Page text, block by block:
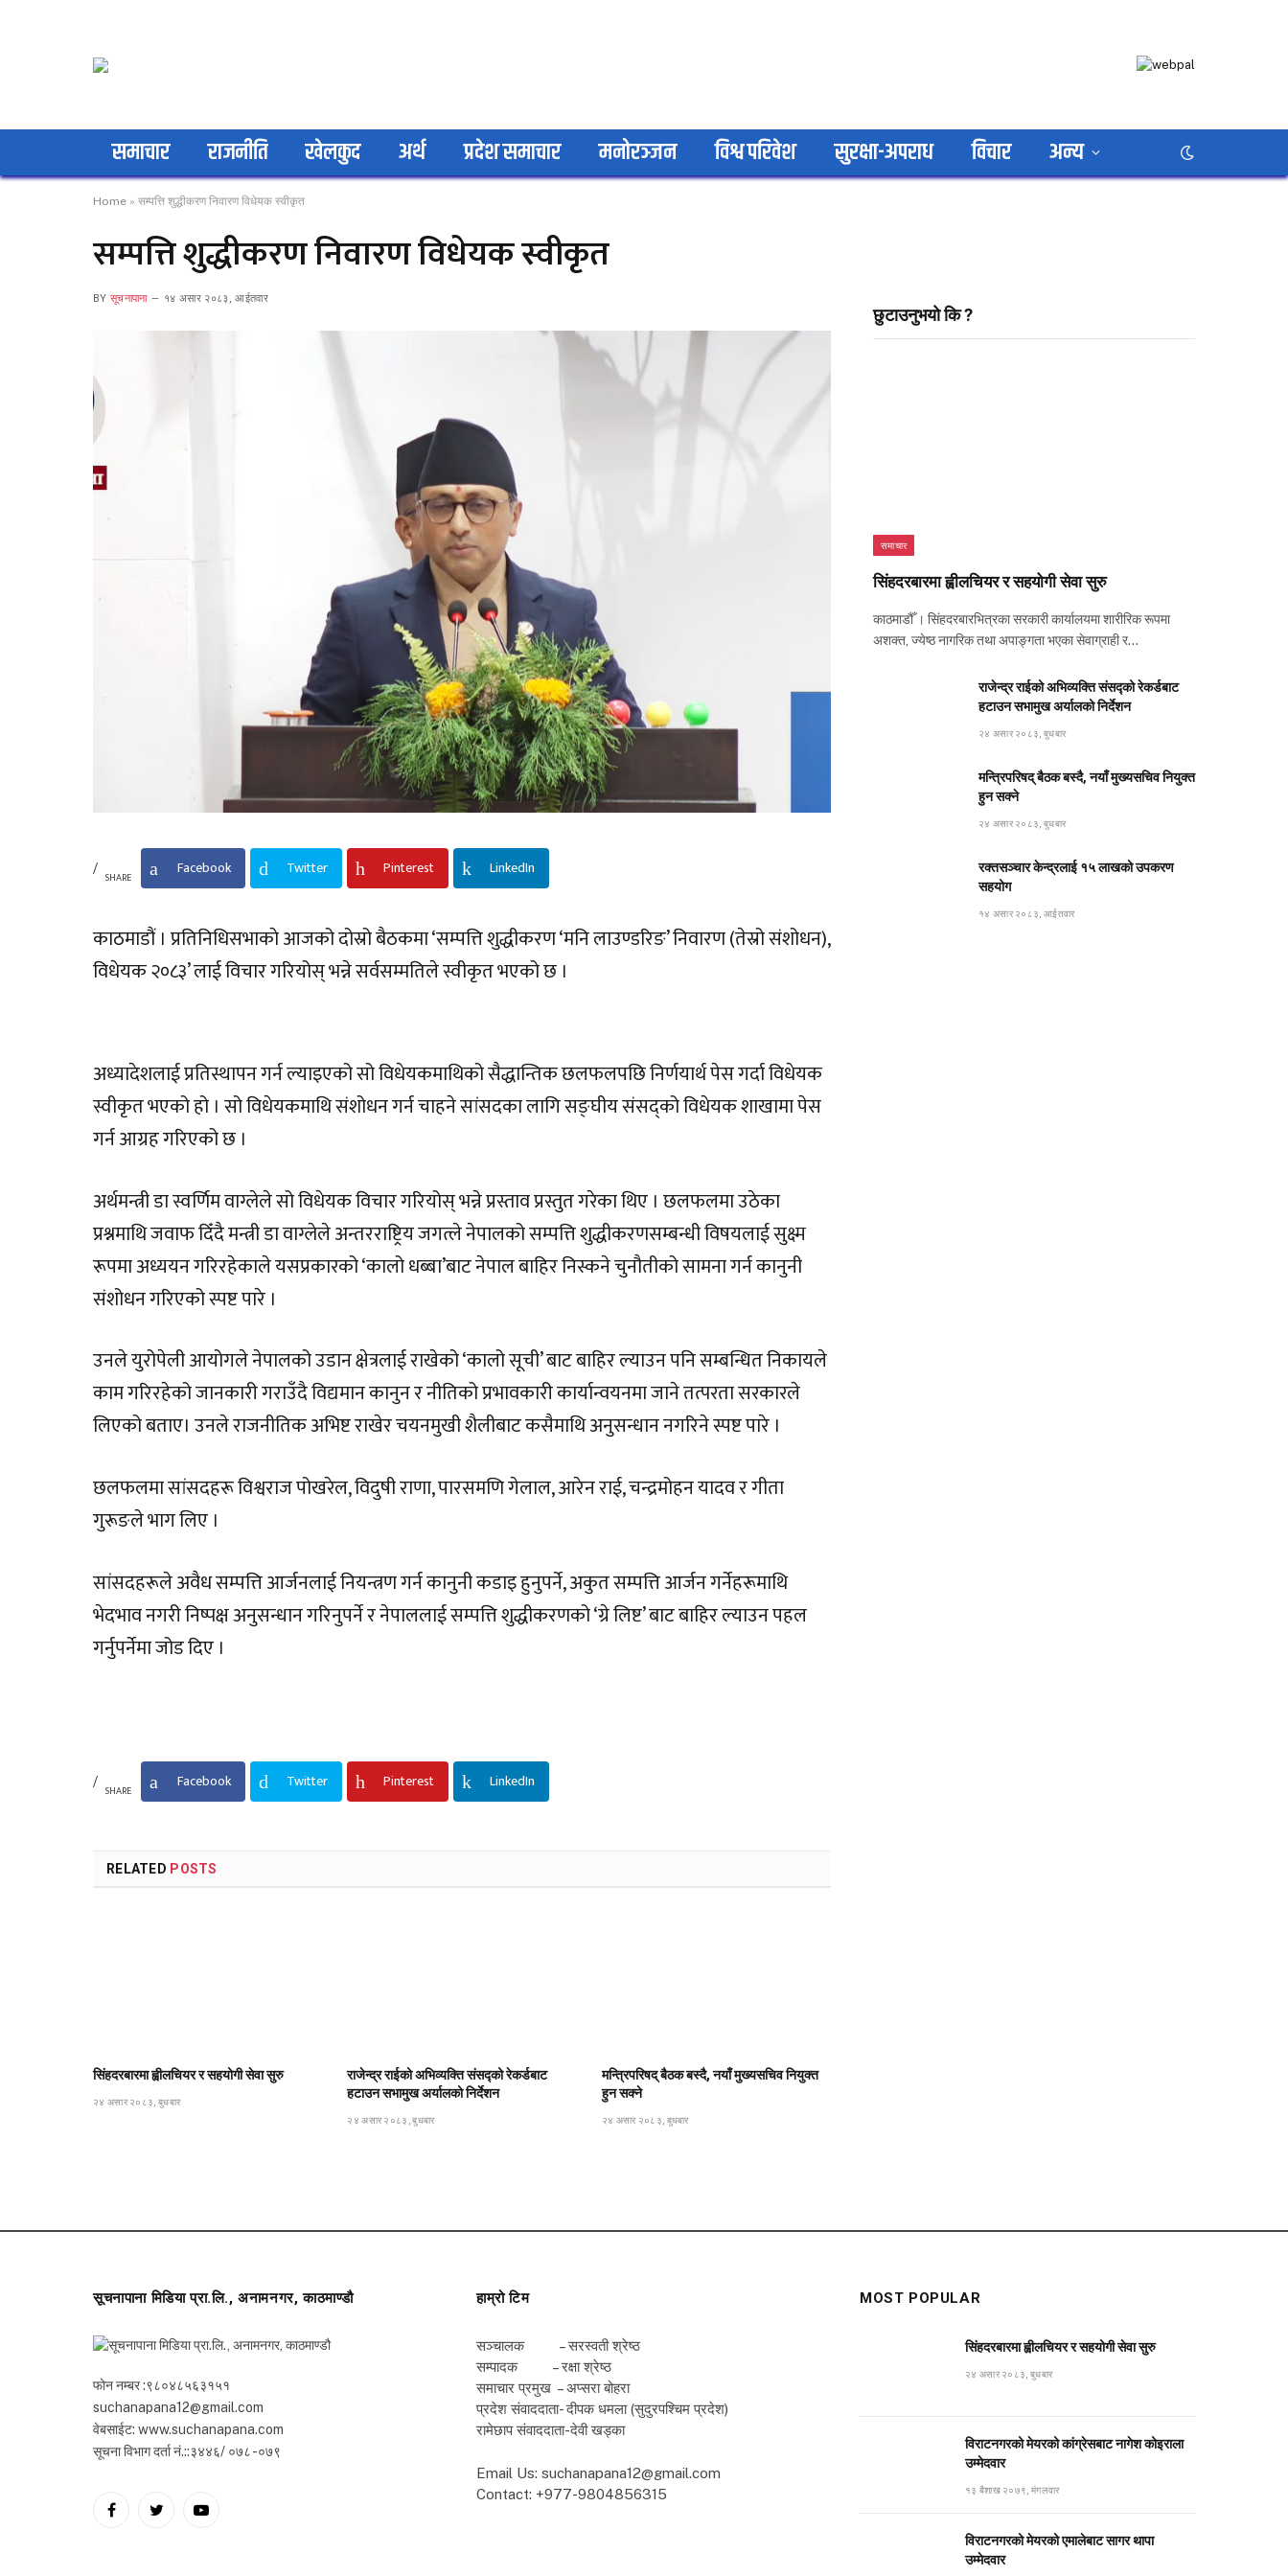
समाचार राजनीति खेलकुद अर्थ प्रदेश समाचार मनोरञ्जन विश्व परिवेश सुरक्षा-अपराध विचार अन्य
Home » सम्पत्ति शुद्धीकरण निवारण विधेयक स्वीकृत
सम्पत्ति शुद्धीकरण निवारण विधेयक स्वीकृत
BY सूचनापाना १४ असार २०८३, आईतवार
SHARE Facebook Twitter Pinterest LinkedIn
काठमाडौं । प्रतिनिधिसभाकाे आजको दोस्रो बैठकमा ‘सम्पत्ति शुद्धीकरण ‘मनि लाउण्डरिङ’ निवारण (तेस्रो संशोधन),
विधेयक २०८३’ लाई विचार गरियोस् भन्ने सर्वसम्मतिले स्वीकृत भएको छ ।
अध्यादेशलाई प्रतिस्थापन गर्न ल्याइएको सो विधेयकमाथिको सैद्धान्तिक छलफलपछि निर्णयार्थ पेस गर्दा विधेयक
स्वीकृत भएको हो । सो विधेयकमाथि संशोधन गर्न चाहने सांसदका लागि सङ्घीय संसद्को विधेयक शाखामा पेस
गर्न आग्रह गरिएको छ ।
अर्थमन्त्री डा स्वर्णिम वाग्लेले सो विधेयक विचार गरियोस् भन्ने प्रस्ताव प्रस्तुत गरेका थिए । छलफलमा उठेका
प्रश्नमाथि जवाफ दिँदै मन्त्री डा वाग्लेले अन्तरराष्ट्रिय जगत्ले नेपालको सम्पत्ति शुद्धीकरणसम्बन्धी विषयलाई सुक्ष्म
रूपमा अध्ययन गरिरहेकाले यसप्रकारको ‘कालो धब्बा’बाट नेपाल बाहिर निस्कने चुनौतीको सामना गर्न कानुनी
संशोधन गरिएको स्पष्ट पारे ।
उनले युरोपेली आयोगले नेपालको उडान क्षेत्रलाई राखेको ‘कालो सूची’ बाट बाहिर ल्याउन पनि सम्बन्धित निकायले
काम गरिरहेको जानकारी गराउँदै विद्यमान कानुन र नीतिको प्रभावकारी कार्यान्वयनमा जाने तत्परता सरकारले
लिएको बताए। उनले राजनीतिक अभिष्ट राखेर चयनमुखी शैलीबाट कसैमाथि अनुसन्धान नगरिने स्पष्ट पारे ।
छलफलमा सांसदहरू विश्वराज पोखरेल, विदुषी राणा, पारसमणि गेलाल, आरेन राई, चन्द्रमोहन यादव र गीता
गुरूङले भाग लिए ।
सांसदहरूले अवैध सम्पत्ति आर्जनलाई नियन्त्रण गर्न कानुनी कडाइ हुनुपर्ने, अकुत सम्पत्ति आर्जन गर्नेहरूमाथि
भेदभाव नगरी निष्पक्ष अनुसन्धान गरिनुपर्ने र नेपाललाई सम्पत्ति शुद्धीकरणको ‘ग्रे लिष्ट’ बाट बाहिर ल्याउन पहल
गर्नुपर्नेमा जोड दिए ।
SHARE Facebook Twitter Pinterest LinkedIn
RELATED POSTS
सिंहदरबारमा ह्वीलचियर र सहयोगी सेवा सुरु
२४ असार २०८३, बुधबार
राजेन्द्र राईको अभिव्यक्ति संसद्को रेकर्डबाट
हटाउन सभामुख अर्यालको निर्देशन
२४ असार २०८३, बुधबार
मन्त्रिपरिषद् बैठक बस्दै, नयाँ मुख्यसचिव नियुक्त
हुन सक्ने
२४ असार २०८३, बुधबार
छुटाउनुभयो कि ?
समाचार
सिंहदरबारमा ह्वीलचियर र सहयोगी सेवा सुरु
काठमाडौँ । सिंहदरबारभित्रका सरकारी कार्यालयमा शारीरिक रूपमा
अशक्त, ज्येष्ठ नागरिक तथा अपाङ्गता भएका सेवाग्राही र…
राजेन्द्र राईको अभिव्यक्ति संसद्को रेकर्डबाट
हटाउन सभामुख अर्यालको निर्देशन
२४ असार २०८३, बुधबार
मन्त्रिपरिषद् बैठक बस्दै, नयाँ मुख्यसचिव नियुक्त
हुन सक्ने
२४ असार २०८३, बुधबार
रक्तसञ्चार केन्द्रलाई १५ लाखको उपकरण
सहयोग
१४ असार २०८३, आईतवार
सूचनापाना मिडिया प्रा.लि., अनामनगर, काठमाण्डौ
फोन नम्बर :९८०४८५६३१५१
suchanapana12@gmail.com
वेबसाईट: www.suchanapana.com
सूचना विभाग दर्ता नं.::३४४६/ ०७८ -०७९
FacebookTwitterYouTube
हाम्रो टिम
सञ्चालक – सरस्वती श्रेष्ठ
सम्पादक – रक्षा श्रेष्ठ
समाचार प्रमुख – अप्सरा बोहरा
प्रदेश संवाददाता- दीपक धमला (सुदुरपश्चिम प्रदेश)
रामेछाप संवाददाता-देवी खड्का
Email Us: suchanapana12@gmail.com
Contact: +977-9804856315
MOST POPULAR
सिंहदरबारमा ह्वीलचियर र सहयोगी सेवा सुरु
२४ असार २०८३, बुधबार
विराटनगरको मेयरको कांग्रेसबाट नागेश कोइराला
उम्मेदवार
१३ बैशाख २०७९, मंगलवार
विराटनगरको मेयरको एमालेबाट सागर थापा
उम्मेदवार